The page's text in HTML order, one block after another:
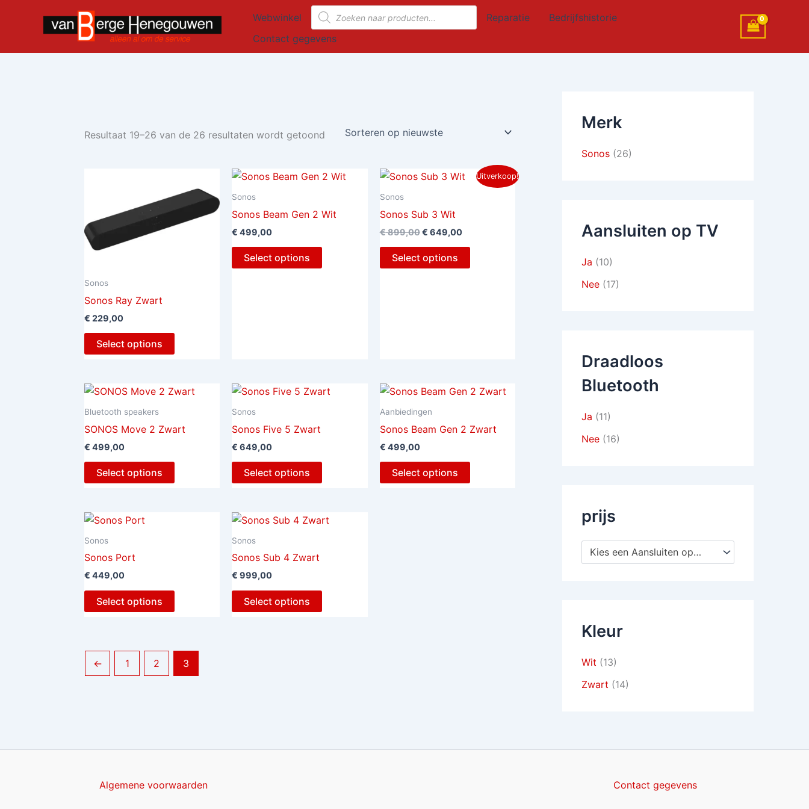
inhoud
Webwinkel
Producten
zoeken
Reparatie
Bedrijfshistorie
Contact gegevens
Resultaat 19–26 van de 26 resultaten wordt getoond
Gesorteerd
op
nieuwste
Sonos
Sonos Ray Zwart
€ 229,00
Select options
Sonos
Sonos Beam Gen 2 Wit
€ 499,00
Select options
Uitverkoop!
Sonos
Sonos Sub 3 Wit
€899,00
Oorspronkelijke
prijs
€ 649,00
Huidige
prijs
Select options
Bluetooth speakers
SONOS Move 2 Zwart
€ 499,00
Select options
Sonos
Sonos Five 5 Zwart
€ 649,00
Select options
Aanbiedingen
Sonos Beam Gen 2 Zwart
€ 499,00
Select options
Sonos
Sonos Port
€ 449,00
Select options
Sonos
Sonos Sub 4 Zwart
€ 999,00
Select options
← 1 2 3
Merk
Sonos (26)
Aansluiten op TV
Ja (10)
Nee (17)
Draadloos
Bluetooth
Ja (11)
Nee (16)
prijs
Kies een Aansluiten op TV
Kleur
Wit (13)
Zwart (14)
Algemene voorwaarden Contact gegevens